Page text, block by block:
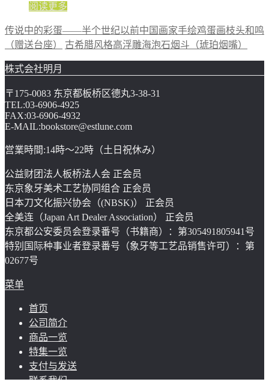
阅读更多
传说中的彩蛋——半个世纪以前中国画家手绘鸡蛋画枝头和鸣
（赠送台座）
古希腊风格高浮雕海泡石烟斗（琥珀烟嘴）
株式会社明月
〒175-0083 东京都板桥区德丸3-38-31
TEL:03-6906-4925
FAX:03-6906-4932
E-MAIL:bookstore@estlune.com
営業時間:14時～22時（土日祝休み）
公益财团法人板桥法人会 正会员
东京象牙美术工艺协同组合 正会员
日本刀文化振兴协会（(NBSK)） 正会员
全美连（Japan Art Dealer Association） 正会员
东京都公安委员会登录番号（书籍商）：第305491805941号
特别国际种事业者登录番号（象牙等工艺品销售许可）：第
02677号
菜单
首页
公司简介
商品一览
特集一览
支付与发送
联系我们